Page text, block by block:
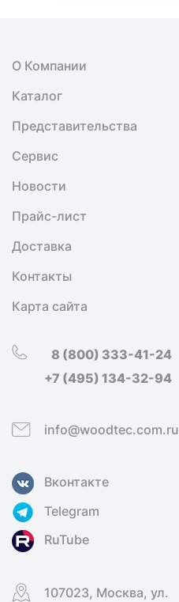
О Компании
Каталог
Представительства
Сервис
Новости
Прайс-лист
Доставка
Контакты
Карта сайта
8 (800) 333-41-24
+7 (495) 134-32-94
info@woodtec.com.ru
Вконтакте
Telegram
RuTube
107023, Москва, ул.